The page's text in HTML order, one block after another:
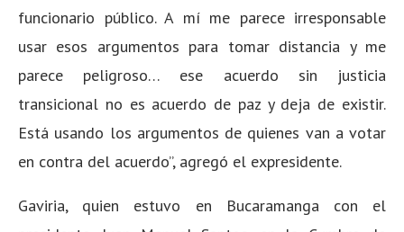
funcionario público. A mí me parece irresponsable
usar esos argumentos para tomar distancia y me
parece peligroso… ese acuerdo sin justicia
transicional no es acuerdo de paz y deja de existir.
Está usando los argumentos de quienes van a votar
en contra del acuerdo”, agregó el expresidente.
Gaviria, quien estuvo en Bucaramanga con el